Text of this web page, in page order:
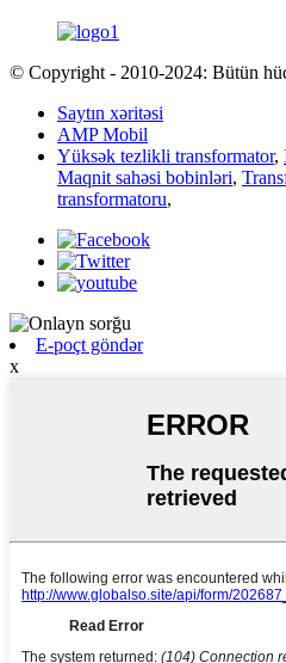
© Copyright - 2010-2024: Bütün
Saytın xəritəsi
AMP Mobil
Yüksək tezlikli transformator,
Maqnit sahəsi bobinləri,
transformatoru,
E-poçt göndər
x